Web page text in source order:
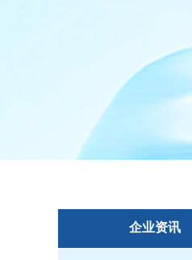
企业资讯